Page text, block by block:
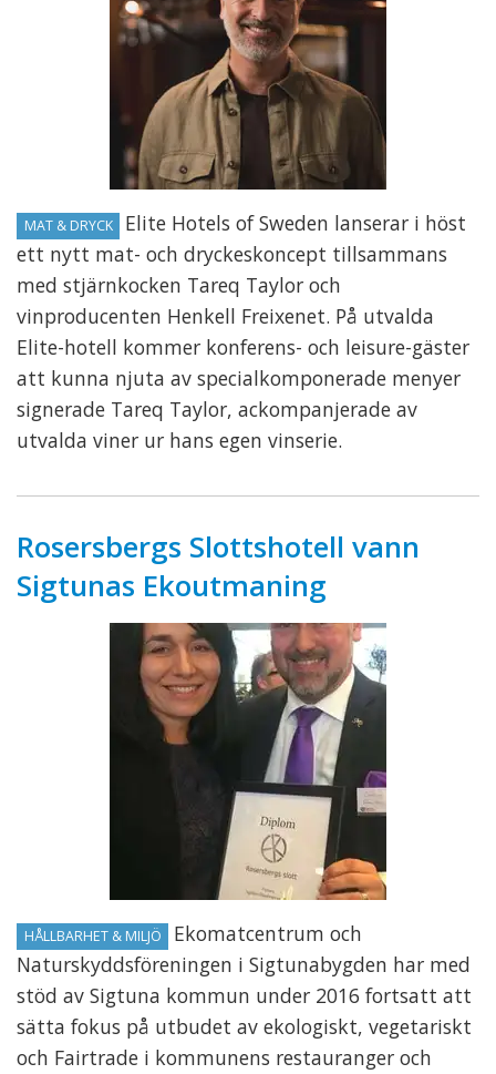
MAT & DRYCK
Elite Hotels of Sweden lanserar i höst
ett nytt mat- och dryckeskoncept tillsammans
med stjärnkocken Tareq Taylor och
vinproducenten Henkell Freixenet. På utvalda
Elite-hotell kommer konferens- och leisure-gäster
att kunna njuta av specialkomponerade menyer
signerade Tareq Taylor, ackompanjerade av
utvalda viner ur hans egen vinserie.
Rosersbergs Slottshotell vann
Sigtunas Ekoutmaning
HÅLLBARHET & MILJÖ
Ekomatcentrum och
Naturskyddsföreningen i Sigtunabygden har med
stöd av Sigtuna kommun under 2016 fortsatt att
sätta fokus på utbudet av ekologiskt, vegetariskt
och Fairtrade i kommunens restauranger och